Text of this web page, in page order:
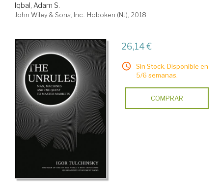
Iqbal, Adam S.
John Wiley & Sons, Inc.. Hoboken (NJ), 2018
26,14 €
Sin Stock. Disponible en
5/6 semanas.
COMPRAR